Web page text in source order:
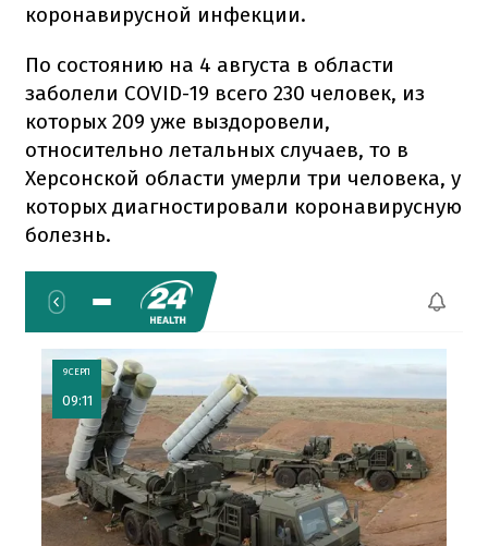
коронавирусной инфекции.
По состоянию на 4 августа в области
заболели COVID-19 всего 230 человек, из
которых 209 уже выздоровели,
относительно летальных случаев, то в
Херсонской области умерли три человека, у
которых диагностировали коронавирусную
болезнь.